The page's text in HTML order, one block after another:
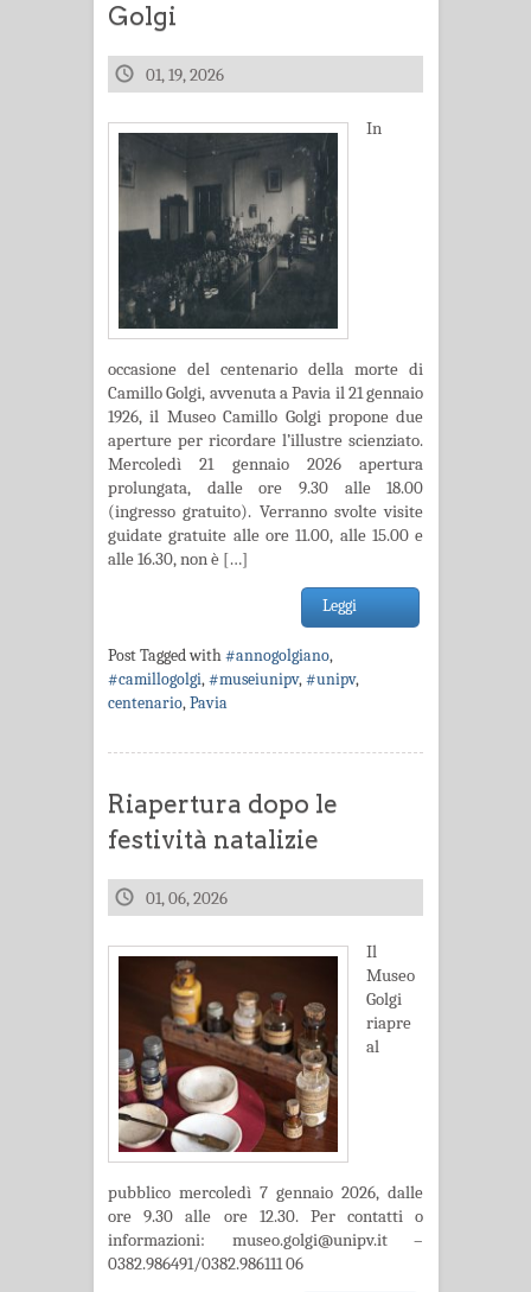
Golgi
01, 19, 2026
In
occasione del centenario della morte di
Camillo Golgi, avvenuta a Pavia il 21 gennaio
1926, il Museo Camillo Golgi propone due
aperture per ricordare l’illustre scienziato.
Mercoledì 21 gennaio 2026 apertura
prolungata, dalle ore 9.30 alle 18.00
(ingresso gratuito). Verranno svolte visite
guidate gratuite alle ore 11.00, alle 15.00 e
alle 16.30, non è […]
Leggi
Post Tagged with#annogolgiano,
#camillogolgi,#museiunipv,#unipv,
centenario,Pavia
Riapertura dopo le
festività natalizie
01, 06, 2026
Il
Museo
Golgi
riapre
al
pubblico mercoledì 7 gennaio 2026, dalle
ore 9.30 alle ore 12.30. Per contatti o
informazioni: museo.golgi@unipv.it –
0382.986491/0382.986111 06